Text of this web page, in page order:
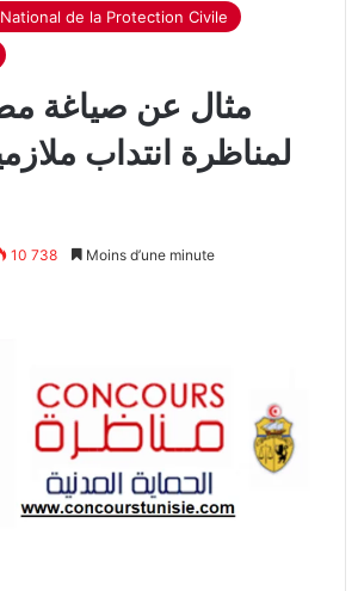
de la Protection Civile
مثال عن صياغة
لمناظرة انتداب
10 738 Moins d’une minute